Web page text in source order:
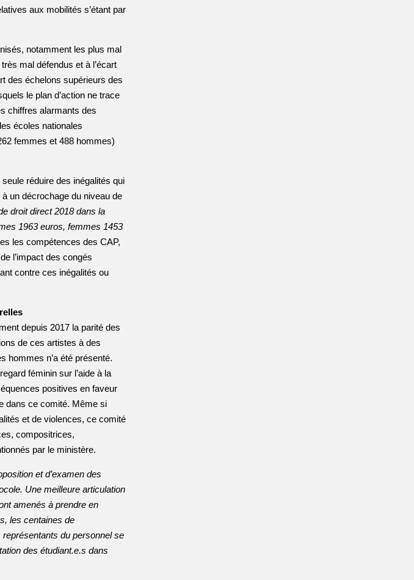
aux mobilités s’étant par
notamment les plus mal
mal défendus et à l’écart
des échelons supérieurs des
le plan d’action ne trace
chiffres alarmants des
écoles nationales
femmes et 488 hommes)
réduire des inégalités qui
un décrochage du niveau de
droit direct 2018 dans la
1963 euros, femmes 1453
les compétences des CAP,
l’impact des congés
contre ces inégalités ou
depuis 2017 la parité des
de ces artistes à des
hommes n’a été présenté.
féminin sur l’aide à la
positives en faveur
dans ce comité. Même si
et de violences, ce comité
compositrices,
par le ministère.
et d’examen des
Une meilleure articulation
amenés à prendre en
les centaines de
du personnel se
des étudiant.e.s dans